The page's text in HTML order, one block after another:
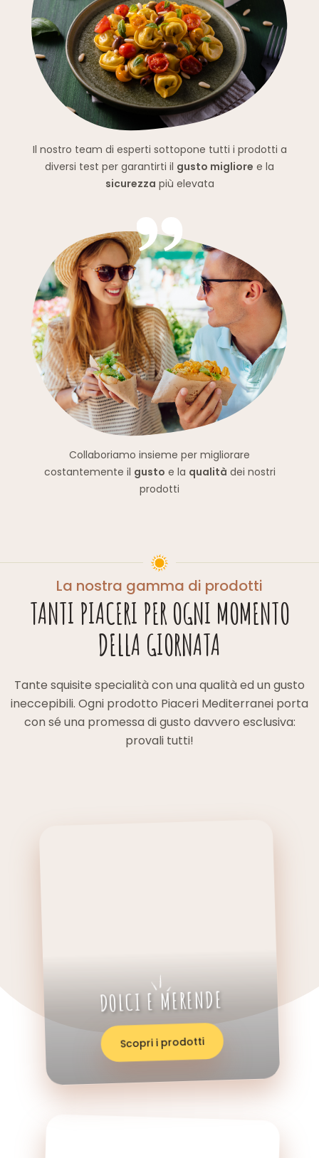
Il nostro team di esperti sottopone tutti i prodotti a
diversi test per garantirti il gusto migliore e la
sicurezza più elevata
Collaboriamo insieme per migliorare
costantemente il gusto e la qualità dei nostri
prodotti
La nostra gamma di prodotti
TANTI PIACERI PER OGNI MOMENTO
DELLA GIORNATA
Tante squisite specialità con una qualità ed un gusto
ineccepibili. Ogni prodotto Piaceri Mediterranei porta
con sé una promessa di gusto davvero esclusiva:
provali tutti!
DOLCI E MERENDE
Scopri i prodotti